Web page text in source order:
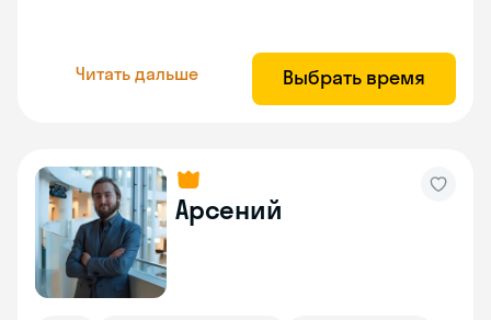
Читать дальше Выбрать время
Арсений